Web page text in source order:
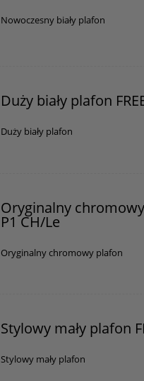
Nowoczesny biały plafon
Duży biały plafon
Duży biały plafon
Oryginalny
P1 CH/Le
Oryginalny chromowy plafon
Stylowy mały plafon
Stylowy mały plafon